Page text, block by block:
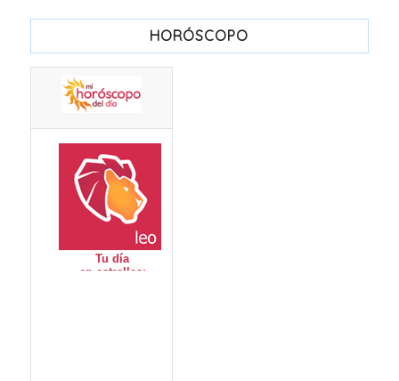
HORÓSCOPO